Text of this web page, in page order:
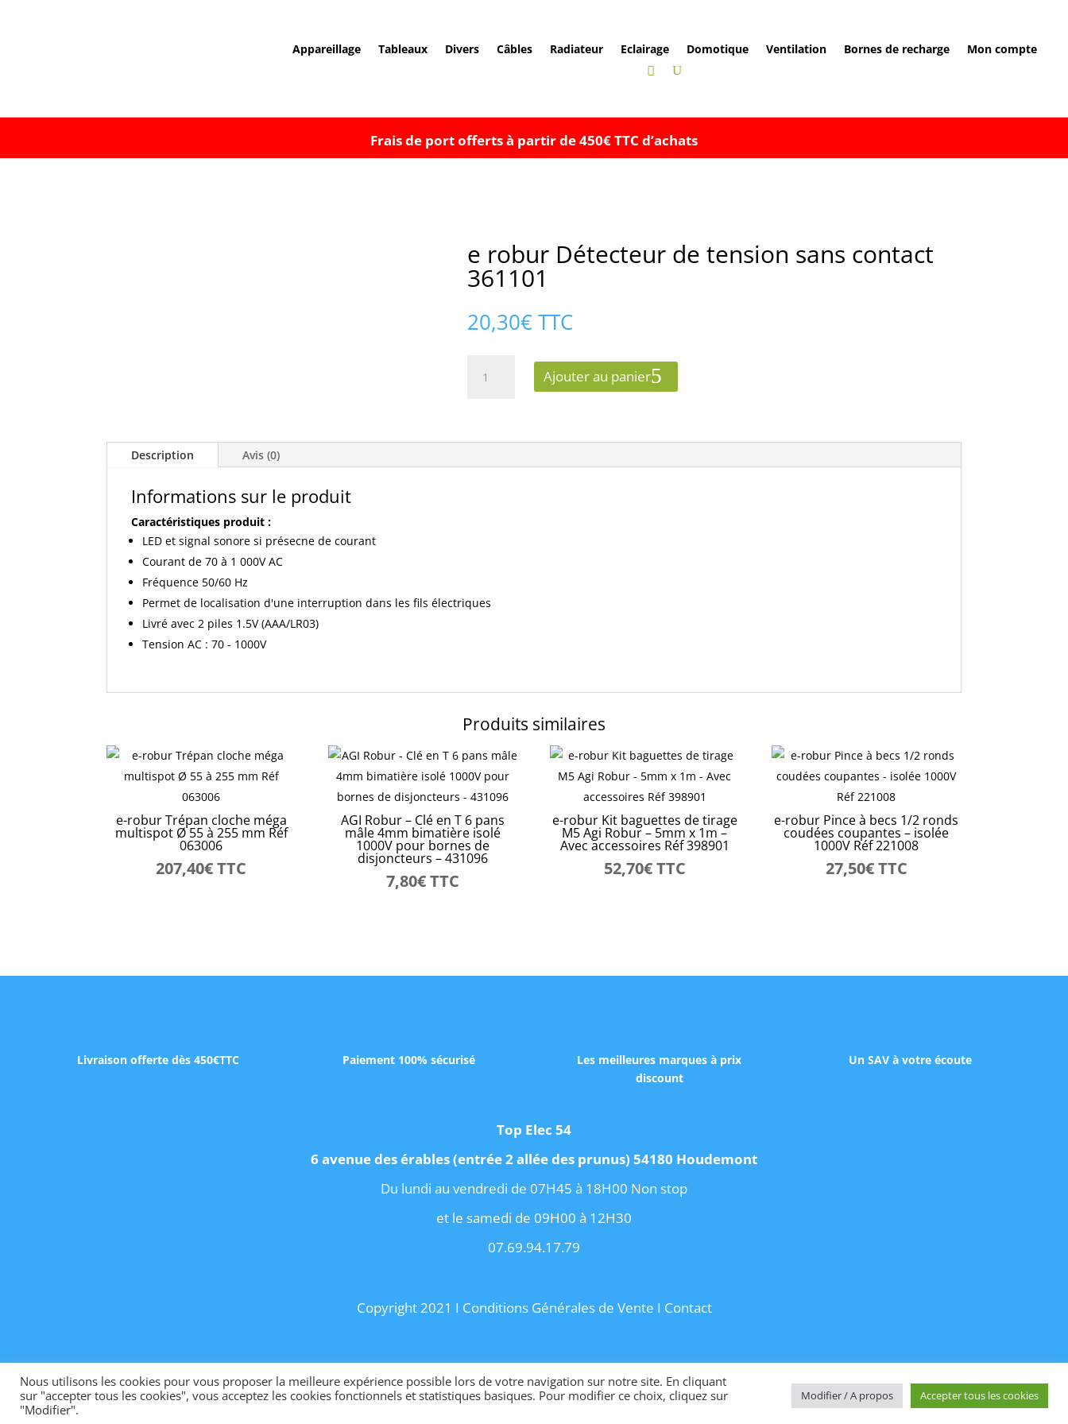
Appareillage Tableaux Divers Câbles Radiateur Eclairage Domotique Ventilation Bornes de recharge Mon compte
Frais de port offerts à partir de 450€ TTC d’achats
e robur Détecteur de tension sans contact
361101
20,30€TTC
Ajouter au panier
Description Avis (0)
Informations sur le produit
Caractéristiques produit :
LED et signal sonore si présecne de courant
Courant de 70 à 1 000V AC
Fréquence 50/60 Hz
Permet de localisation d'une interruption dans les fils électriques
Livré avec 2 piles 1.5V (AAA/LR03)
Tension AC : 70 - 1000V
Produits similaires
e-robur Trépan cloche méga
multispot Ø 55 à 255 mm Réf
063006
207,40€ TTC
AGI Robur – Clé en T 6 pans
mâle 4mm bimatière isolé
1000V pour bornes de
disjoncteurs – 431096
7,80€ TTC
e-robur Kit baguettes de tirage
M5 Agi Robur – 5mm x 1m –
Avec accessoires Réf 398901
52,70€TTC
e-robur Pince à becs 1/2 ronds
coudées coupantes – isolée
1000V Réf 221008
27,50€TTC
Livraison offerte dès 450€TTC Paiement 100% sécurisé
Les meilleures marques à prix
discount
Un SAV à votre écoute
Top Elec 54
6 avenue des érables (entrée 2 allée des prunus) 54180 Houdemont
Du lundi au vendredi de 07H45 à 18H00 Non stop
et le samedi de 09H00 à 12H30
07.69.94.17.79
Copyright 2021 I Conditions Générales de Vente I Contact
Nous utilisons les cookies pour vous proposer la meilleure expérience possible lors de votre navigation sur notre site. En cliquant
sur "accepter tous les cookies", vous acceptez les cookies fonctionnels et statistiques basiques. Pour modifier ce choix, cliquez sur
"Modifier".
Modifier / A propos Accepter tous les cookies